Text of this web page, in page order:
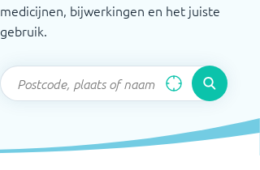
medicijnen, bijwerkingen en het juiste
gebruik.